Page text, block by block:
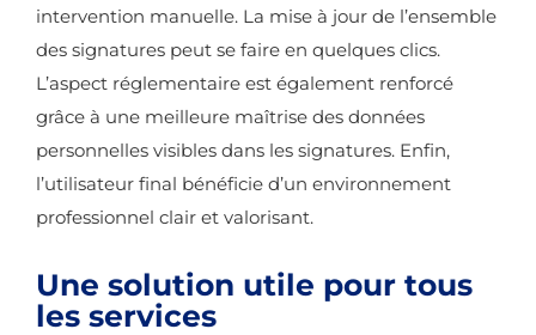
intervention manuelle. La mise à jour de l’ensemble
des signatures peut se faire en quelques clics.
L’aspect réglementaire est également renforcé
grâce à une meilleure maîtrise des données
personnelles visibles dans les signatures. Enfin,
l’utilisateur final bénéficie d’un environnement
professionnel clair et valorisant.
Une solution utile pour tous
les services